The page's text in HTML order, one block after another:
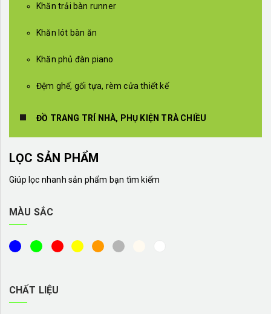
Khăn trải bàn runner
Khăn lót bàn ăn
Khăn phủ đàn piano
Đệm ghế, gối tựa, rèm cửa thiết kế
ĐỒ TRANG TRÍ NHÀ, PHỤ KIỆN TRÀ CHIỀU
LỌC SẢN PHẨM
Giúp lọc nhanh sản phẩm bạn tìm kiếm
MÀU SẮC
CHẤT LIỆU